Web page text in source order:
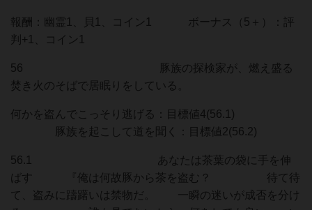
報酬：幽霊1、貝1、コイン1 ボーナス（5＋）：評
判+1、コイン1
56 豚族の探検家が、燃え盛る
焚き火のそばで居眠りをしている。
何かを盗んでこっそり逃げる：目標値4(56.1)
豚族を起こして道を聞く：目標値2(56.2)
56.1 あなたは茶葉の袋に手を伸
ばす 『俺は何故豚から茶を盗む？ 待て待
て、盗みに躊躇いは禁物だ。 一瞬の迷いが成否を分け